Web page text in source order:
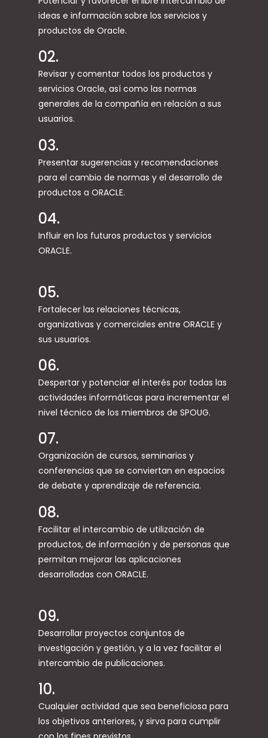
ideas e información sobre los servicios y
productos de Oracle.
02.
Revisar y comentar todos los productos y
servicios Oracle, así como las normas
generales de la compañía en relación a sus
usuarios.
03.
Presentar sugerencias y recomendaciones
para el cambio de normas y el desarrollo de
productos a ORACLE.
04.
Influir en los futuros productos y servicios
ORACLE.
05.
Fortalecer las relaciones técnicas,
organizativas y comerciales entre ORACLE y
sus usuarios.
06.
Despertar y potenciar el interés por todas las
actividades informáticas para incrementar el
nivel técnico de los miembros de SPOUG.
07.
Organización de cursos, seminarios y
conferencias que se conviertan en espacios
de debate y aprendizaje de referencia.
08.
Facilitar el intercambio de utilización de
productos, de información y de personas que
permitan mejorar las aplicaciones
desarrolladas con ORACLE.
09.
Desarrollar proyectos conjuntos de
investigación y gestión, y a la vez facilitar el
intercambio de publicaciones.
10.
Cualquier actividad que sea beneficiosa para
los objetivos anteriores, y sirva para cumplir